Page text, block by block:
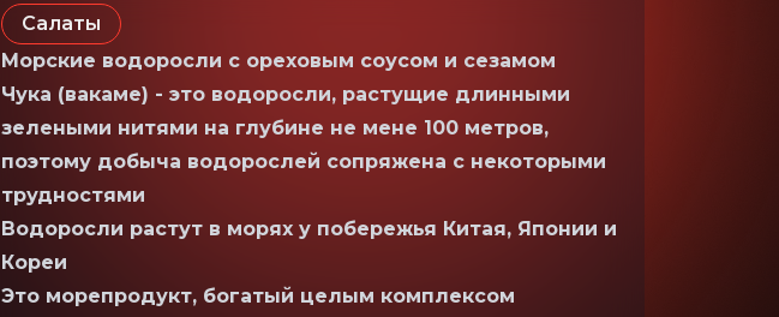
Салаты
Морские водоросли c ореховым соусом и сезамом
Чука (вакаме) - это водоросли, растущие длинными
зелеными нитями на глубине не мене 100 метров,
поэтому добыча водорослей сопряжена с некоторыми
трудностями
Водоросли растут в морях у побережья Китая, Японии и
Кореи
Это морепродукт, богатый целым комплексом